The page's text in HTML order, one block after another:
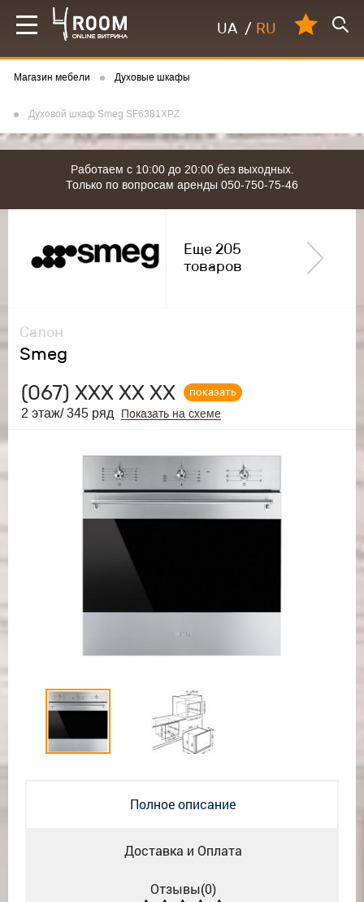
UA / RU
Магазин мебели Духовые шкафы
Духовой шкаф Smeg SF6381XPZ
Работаем с 10:00 до 20:00 без выходных.
Только по вопросам аренды 050-750-75-46
Салон
Smeg
(067) ХХХ ХХ ХХ
показать
2 этаж/ 345 ряд
Показать на схеме
Еще 205
товаров
Полное описание
Доставка и Оплата
Отзывы(0)